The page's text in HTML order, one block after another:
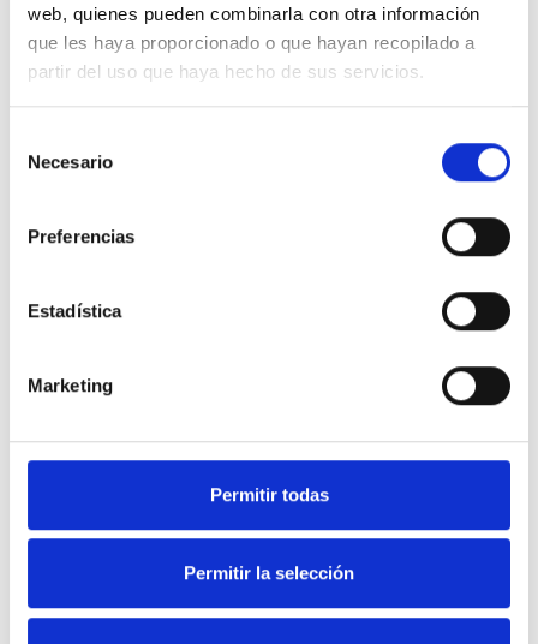
web, quienes pueden combinarla con otra información
que les haya proporcionado o que hayan recopilado a
partir del uso que haya hecho de sus servicios.
Necesario
Preferencias
Estadística
Marketing
Permitir todas
Permitir la selección